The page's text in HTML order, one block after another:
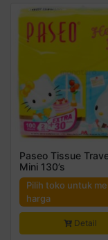
Paseo Tissue
Mini 130’s
Pilih toko untuk
harga
Detail